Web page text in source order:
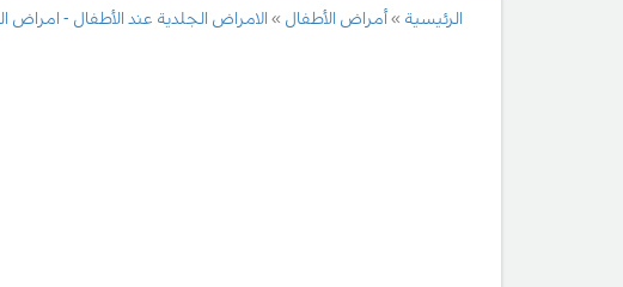
الرئيسية أمراض الأطفال الامراض الجلدية عند الأطفال - امراض